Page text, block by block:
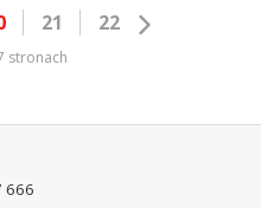
21 22
stronach
666